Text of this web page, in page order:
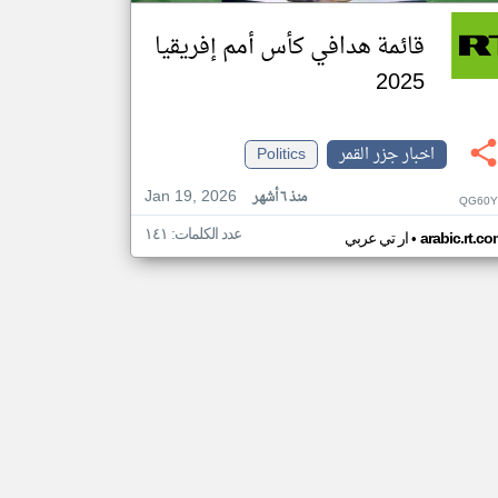
قائمة هدافي كأس أمم إفريقيا
2025
اخبار جزر القمر
Politics
Jan 19, 2026
منذ ٦ أشهر
ار تي عربي• عدد الكلمات: ١٤١